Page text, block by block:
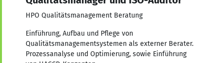
HPO Qualitätsmanagement Beratung
Einführung, Aufbau und Pflege von
Qualitätsmanagementsystemen als externer Berater.
Prozessanalyse und Optimierung, sowie Einführung